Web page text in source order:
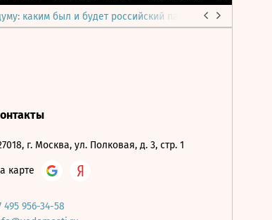
каким был и будет российский парламент
г. Москва, ул. Полковая, д. 3, стр. 1
карте
495 956-34-58